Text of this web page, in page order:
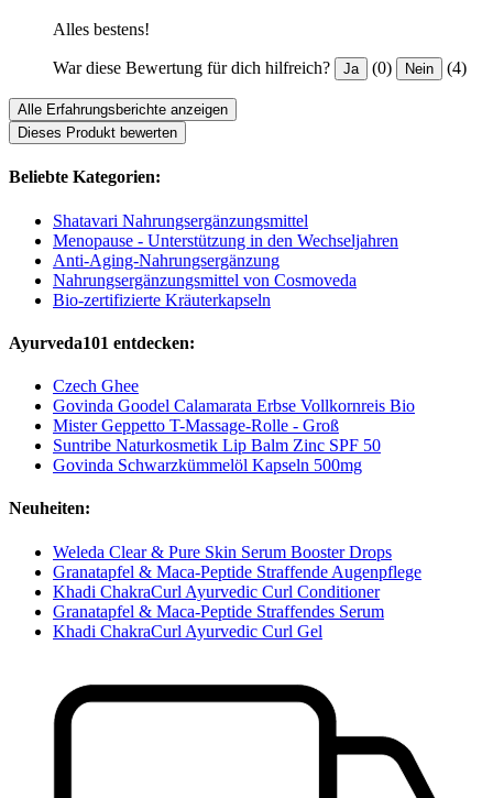
Alles bestens!
War diese Bewertung für dich hilfreich? Ja (0) Nein (4)
Alle Erfahrungsberichte anzeigen
Dieses Produkt bewerten
Beliebte Kategorien:
Shatavari Nahrungsergänzungsmittel
Menopause - Unterstützung in den Wechseljahren
Anti-Aging-Nahrungsergänzung
Nahrungsergänzungsmittel von Cosmoveda
Bio-zertifizierte Kräuterkapseln
Ayurveda101 entdecken:
Czech Ghee
Govinda Goodel Calamarata Erbse Vollkornreis Bio
Mister Geppetto T-Massage-Rolle - Groß
Suntribe Naturkosmetik Lip Balm Zinc SPF 50
Govinda Schwarzkümmelöl Kapseln 500mg
Neuheiten:
Weleda Clear & Pure Skin Serum Booster Drops
Granatapfel & Maca-Peptide Straffende Augenpflege
Khadi ChakraCurl Ayurvedic Curl Conditioner
Granatapfel & Maca-Peptide Straffendes Serum
Khadi ChakraCurl Ayurvedic Curl Gel